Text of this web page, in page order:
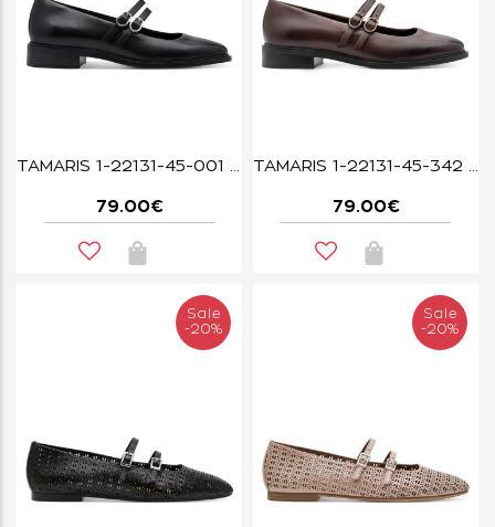
TAMARIS 1-22131-45-001 BLACK
79.00€
TAMARIS 1-22131-45-342 MAHOGANY
79.00€
Sale
-20%
Sale
-20%